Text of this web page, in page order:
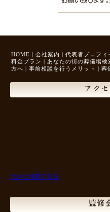
HOME | 会社案内 | 代表者プロフィ
料金プラン | あなたの街の葬儀場検
方へ | 事前相談を行うメリット | 葬
アク
大きな地図で見る
監修